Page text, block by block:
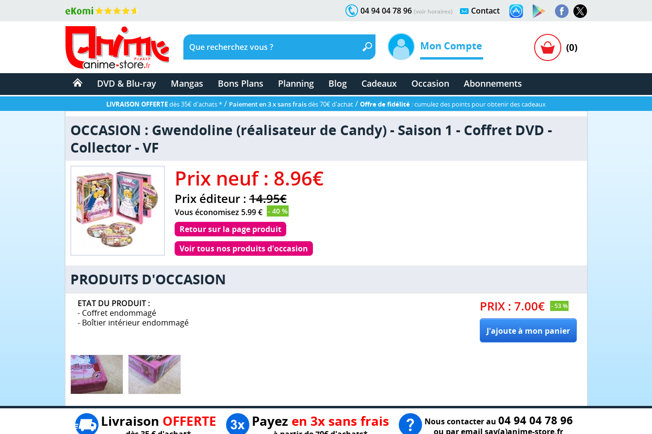
Contact
04 94 04 78 96 (voir horaires)
Mon Compte (0)
DVD & Blu-ray Mangas Bons Plans Planning Blog Cadeaux Occasion Abonnements
LIVRAISON OFFERTEdès 35€ d'achats * / Paiement en 3 x sans fraisdès 70€ d'achat / Offre de fidélité : cumulez des points pour obtenir des cadeaux
OCCASION : Gwendoline (réalisateur de Candy) - Saison 1 - Coffret DVD -
Collector - VF
Prix neuf : 8.96€
Prix éditeur :14.95€
Vous économisez 5.99 € - 40 %
Retour sur la page produit
Voir tous nos produits d'occasion
PRODUITS D'OCCASION
ETAT DU PRODUIT :
- Coffret endommagé
- Boîtier intérieur endommagé
PRIX : 7.00€ - 53 %
Livraison OFFERTE Payez en 3x sans frais Nous contacter au 04 94 04 78 96
ou par email sav(a)anime-store.fr